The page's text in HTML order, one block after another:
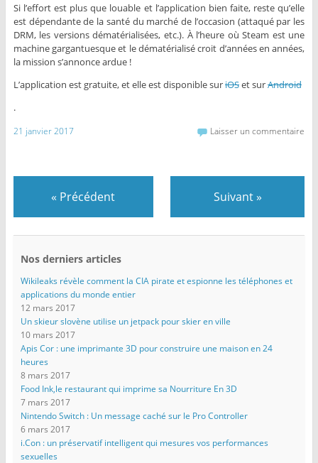
Si l’effort est plus que louable et l’application bien faite, reste qu’elle
est dépendante de la santé du marché de l’occasion (attaqué par les
DRM, les versions dématérialisées, etc.). À l’heure où Steam est une
machine gargantuesque et le dématérialisé croit d’années en années,
la mission s’annonce ardue !
L’application est gratuite, et elle est disponible suriOSet surAndroid
.
21 janvier 2017 Laisser un commentaire
« Précédent Suivant»
Nos derniers articles
Wikileaks révèle comment la CIA pirate et espionne les téléphones et
applications du monde entier
12 mars 2017
Un skieur slovène utilise un jetpack pour skier en ville
10 mars 2017
Apis Cor : une imprimante 3D pour construire une maison en 24
heures
8 mars 2017
Food Ink,le restaurant qui imprime sa Nourriture En 3D
7 mars 2017
Nintendo Switch : Un message caché sur le Pro Controller
6 mars 2017
i.Con : un préservatif intelligent qui mesures vos performances
sexuelles